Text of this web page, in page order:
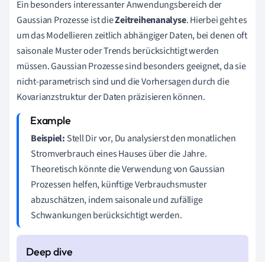
Ein besonders interessanter Anwendungsbereich der
Gaussian Prozesse ist dieZeitreihenanalyse. Hierbei geht es
um das Modellieren zeitlich abhängiger Daten, bei denen oft
saisonale Muster oder Trends berücksichtigt werden
müssen. Gaussian Prozesse sind besonders geeignet, da sie
nicht-parametrisch sind und die Vorhersagen durch die
Kovarianzstruktur der Daten präzisieren können.
Beispiel: Stell Dir vor, Du analysierst den monatlichen
Stromverbrauch eines Hauses über die Jahre.
Theoretisch könnte die Verwendung von Gaussian
Prozessen helfen, künftige Verbrauchsmuster
abzuschätzen, indem saisonale und zufällige
Schwankungen berücksichtigt werden.